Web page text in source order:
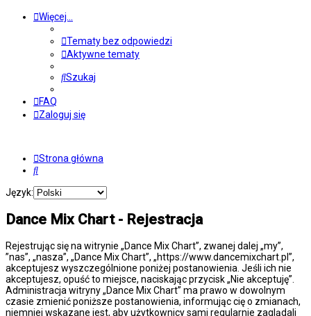
Więcej…
Tematy bez odpowiedzi
Aktywne tematy
Szukaj
FAQ
Zaloguj się
Strona główna
Szukaj
Język:
Dance Mix Chart - Rejestracja
Rejestrując się na witrynie „Dance Mix Chart”, zwanej dalej „my”,
”nas”, „nasza”, „Dance Mix Chart”, „https://www.dancemixchart.pl”,
akceptujesz wyszczególnione poniżej postanowienia. Jeśli ich nie
akceptujesz, opuść to miejsce, naciskając przycisk „Nie akceptuję”.
Administracja witryny „Dance Mix Chart” ma prawo w dowolnym
czasie zmienić poniższe postanowienia, informując cię o zmianach,
niemniej wskazane jest, aby użytkownicy sami regularnie zaglądali